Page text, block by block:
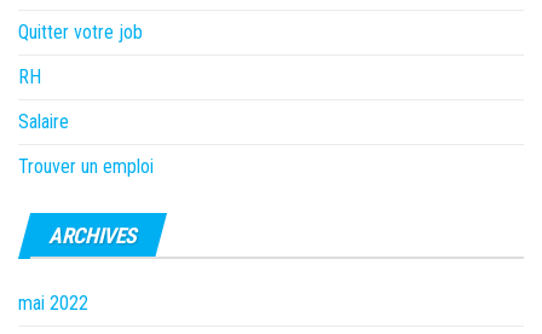
Quitter votre job
RH
Salaire
Trouver un emploi
ARCHIVES
mai 2022